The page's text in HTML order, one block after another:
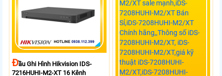
ĐẦu Ghi Hình Hikvision IDS-
7216HUHI-M2-XT 16 Kênh